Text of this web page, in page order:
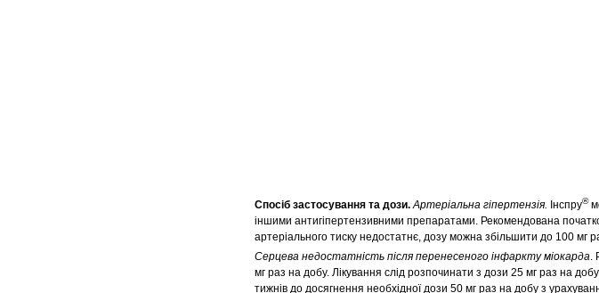
Спосіб застосування та дози. Артеріальна гіпертензія. Інспру®
іншими антигіпертензивними препаратами. Рекомендована
артеріального тиску недостатнє, дозу можна збільшити до 100 мг
Серцева недостатність після перенесеного інфаркту міокарда.
мг раз на добу. Лікування слід розпочинати з дози 25 мг раз на
тижнів до досягнення необхідної дози 50 мг раз на добу з